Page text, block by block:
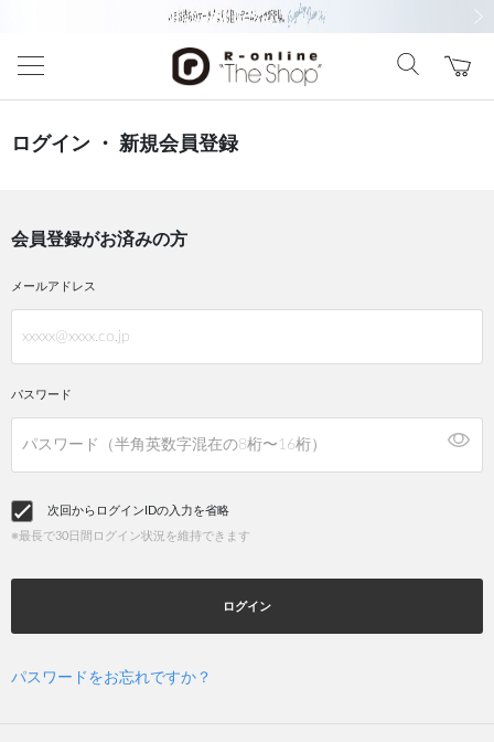
ログイン ・ 新規会員登録
会員登録がお済みの方
メールアドレス
パスワード
次回からログインIDの入力を省略
※最長で30日間ログイン状況を維持できます
ログイン
パスワードをお忘れですか？